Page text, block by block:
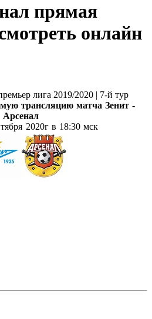
прямая
онлайн
лига 2019/2020 | 7-й тур
трансляцию матча Зенит -
Арсенал
2020г в 18:30 мск